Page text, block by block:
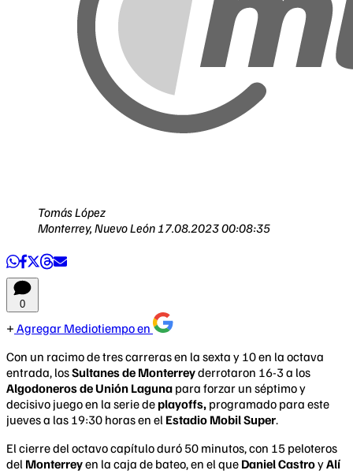
Tomás López
Monterrey, Nuevo León 17.08.2023 00:08:35
0
Agregar Mediotiempo en
Con un racimo de tres carreras en la sexta y 10 en la octava
entrada, losSultanes de Monterreyderrotaron 16-3 a los
Algodoneros de Unión Laguna para forzar un séptimo y
decisivo juego en la serie de playoffs, programado para este
jueves a las 19:30 horas en el Estadio Mobil Super.
El cierre del octavo capítulo duró 50 minutos, con 15 peloteros
del Monterreyen la caja de bateo, en el que Daniel CastroyAlí